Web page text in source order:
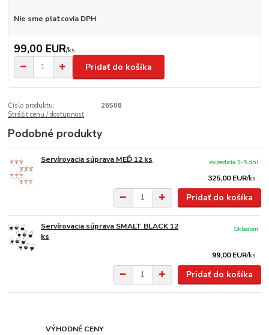
Nie sme platcovia DPH
99,00 EUR/ks
Pridať do košíka
Číslo produktu:
26508
Strážiť cenu / dostupnosť
Podobné produkty
Servírovacia súprava MEĎ 12 ks
325,00 EUR/ks
expedícia 3-5 dní
Pridať do košíka
Servírovacia súprava SMALT BLACK 12
ks
99,00 EUR/ks
Skladom
Pridať do košíka
VÝHODNÉ CENY